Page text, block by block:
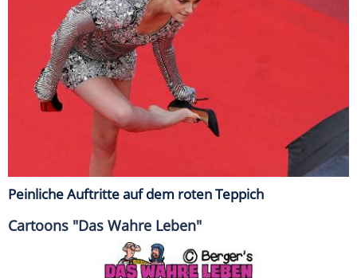
Peinliche Auftritte auf dem roten Teppich
Cartoons "Das Wahre Leben"